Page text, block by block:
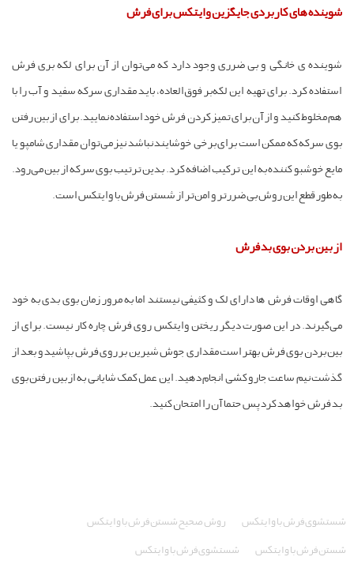
شوینده های کاربردی جایگزین وایتکس برای فرش
شوینده ی خانگی و بی ضرری وجود دارد که می‌توان از آن برای لکه بری فرش
استفاده کرد. برای تهیه این لکه‌بر فوق‌العاده، باید مقداری سرکه سفید و آب را با
هم مخلوط کنید و از آن برای تمیز کردن فرش خود استفاده نمایید. برای از بین رفتن
بوی سرکه که ممکن است برای برخی خوشایند نباشد نیز می‌توان مقداری شامپو یا
مایع خوشبو کننده به این ترکیب اضافه کرد. بدین ترتیب بوی سرکه از بین می‌رود.
به طور قطع این روش بی ضررتر و امن‌تر از شستن فرش با وایتکس است.
از بین بردن بوی بد فرش
گاهی اوقات فرش ها دارای لک و کثیفی نیستند اما به مرور زمان بوی بدی به خود
می‌گیرند. در این صورت دیگر ریختن وایتکس روی فرش چاره کار نیست. برای از
بین بردن بوی فرش بهتر است مقداری جوش شیرین بر روی فرش بپاشید و بعد از
گذشت نیم ساعت جارو کشی انجام دهید. این عمل کمک شایانی به از بین رفتن بوی
بد فرش خواهد کرد پس حتما آن را امتحان کنید.
شستشوی فرش با وایتکس روش صحیح شستن فرش با وایتکس
شستن فرش با وایتکس شستشوی فرش با وایتکس